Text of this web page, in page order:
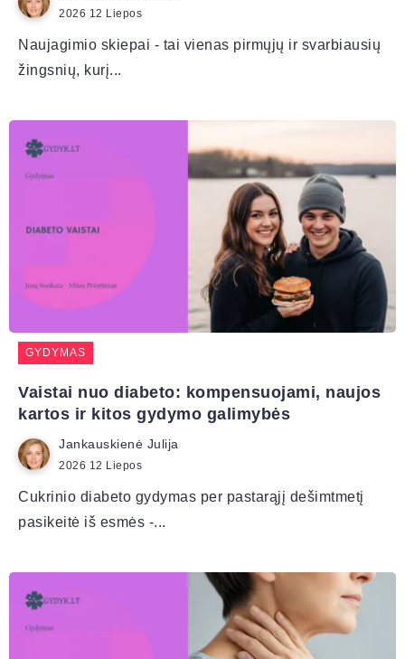
2026 12 Liepos
Naujagimio skiepai - tai vienas pirmųjų ir svarbiausių
žingsnių, kurį...
GYDYMAS
Vaistai nuo diabeto: kompensuojami, naujos
kartos ir kitos gydymo galimybės
Jankauskienė Julija
2026 12 Liepos
Cukrinio diabeto gydymas per pastarąjį dešimtmetį
pasikeitė iš esmės -...